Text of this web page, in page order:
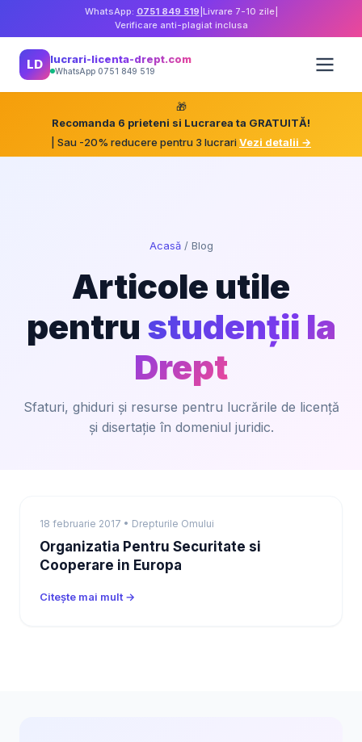
WhatsApp: 0751 849 519 Livrare 7-10 zile|
Verificare anti-plagiat inclusa
LD lucrari-licenta-drept.com
WhatsApp 0751 849 519
🎁
Recomanda 6 prieteni si Lucrarea ta GRATUITĂ!
| Sau -20% reducere pentru 3 lucrariVezi detalii →
Acasă/ Blog
Articole utile
pentru studenții la
Drept
Sfaturi, ghiduri și resurse pentru lucrările de licență
și disertație în domeniul juridic.
18 februarie 2017 • Drepturile Omului
Organizatia Pentru Securitate si
Cooperare in Europa
Citește mai mult →